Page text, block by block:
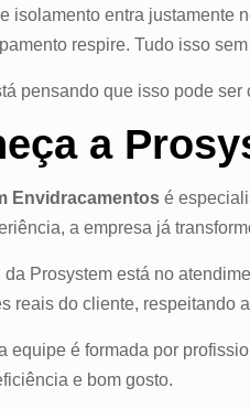
isolamento entra justamente
respire. Tudo isso
pensando que isso pode
a
Envidracamentos é
a empresa já
da Prosystem está no
reais do cliente, respeitando
equipe é formada por
e bom gosto.